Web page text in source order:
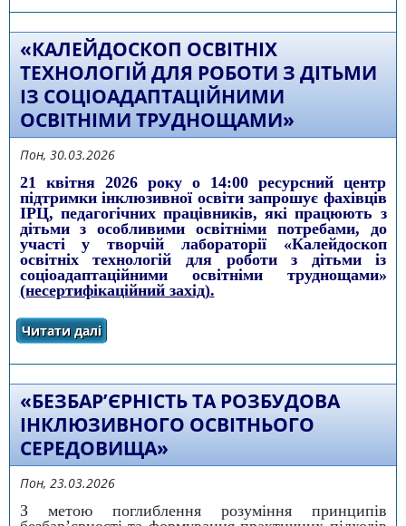
«КАЛЕЙДОСКОП ОСВІТНІХ
ТЕХНОЛОГІЙ ДЛЯ РОБОТИ З ДІТЬМИ
ІЗ СОЦІОАДАПТАЦІЙНИМИ
ОСВІТНІМИ ТРУДНОЩАМИ»
Пон, 30.03.2026
21 квітня 2026 року о 14:00 ресурсний центр
підтримки інклюзивної освіти запрошує фахівців
ІРЦ, педагогічних працівників, які працюють з
дітьми з особливими освітніми потребами, до
участі у творчій лабораторії «Калейдоскоп
освітніх технологій для роботи з дітьми із
соціоадаптаційними освітніми труднощами»
(несертифікаційний захід).
Читати далі
освітніми труднощами»
«БЕЗБАР’ЄРНІСТЬ ТА РОЗБУДОВА
ІНКЛЮЗИВНОГО ОСВІТНЬОГО
СЕРЕДОВИЩА»
Пон, 23.03.2026
З метою поглиблення розуміння принципів